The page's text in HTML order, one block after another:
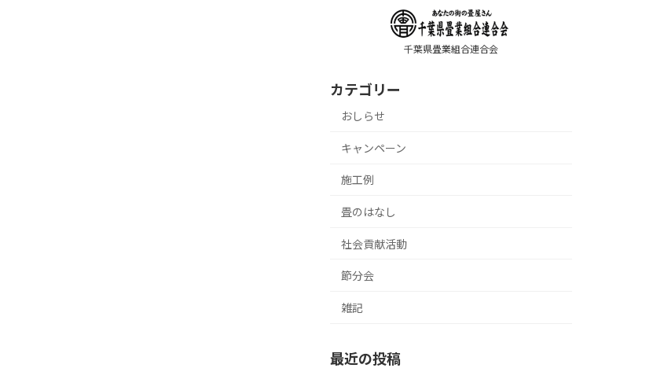
千葉県畳業組合連合会
カテゴリー
おしらせ
キャンペーン
施工例
畳のはなし
社会貢献活動
節分会
雑記
最近の投稿